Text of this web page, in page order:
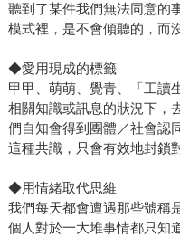
聽到了某件我們無法同意的
模式裡，是不會傾聽的，而
◆愛用現成的標籤
甲甲、萌萌、覺青、「工
相關知識或訊息的狀況下，
們自知會得到團體／社會認
這種共識，只會有效地封鎖
◆用情緒取代思維
我們每天都會遭遇那些號稱
個人對於一大堆事情都只知